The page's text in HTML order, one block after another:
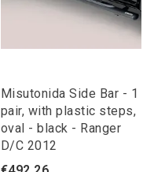
Misutonida Side Bar - 1
pair, with plastic steps,
oval - black - Ranger
D/C 2012